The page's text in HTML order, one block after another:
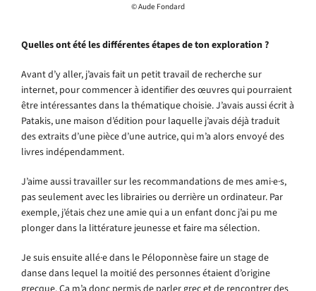
© Aude Fondard
Quelles ont été les différentes étapes de ton exploration ?
Avant d’y aller, j’avais fait un petit travail de recherche sur
internet, pour commencer à identifier des œuvres qui pourraient
être intéressantes dans la thématique choisie. J’avais aussi écrit à
Patakis, une maison d’édition pour laquelle j’avais déjà traduit
des extraits d’une pièce d’une autrice, qui m’a alors envoyé des
livres indépendamment.
J’aime aussi travailler sur les recommandations de mes ami·e·s,
pas seulement avec les librairies ou derrière un ordinateur. Par
exemple, j’étais chez une amie qui a un enfant donc j’ai pu me
plonger dans la littérature jeunesse et faire ma sélection.
Je suis ensuite allé·e dans le Péloponnèse faire un stage de
danse dans lequel la moitié des personnes étaient d’origine
grecque. Ça m’a donc permis de parler grec et de rencontrer des